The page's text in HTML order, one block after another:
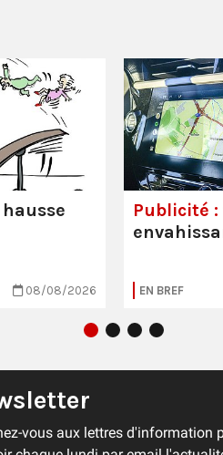
08/08/2026
Publicité :
EN BREF
vous aux lettres d'information